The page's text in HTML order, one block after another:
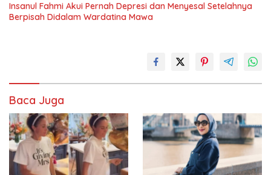
Insanul Fahmi Akui Pernah Depresi dan Menyesal Setelahnya
Berpisah Didalam Wardatina Mawa
Baca Juga